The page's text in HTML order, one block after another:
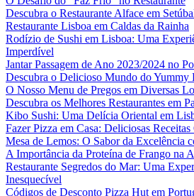
Descubra o Restaurante Alface em
Restaurante Lisboa em Caldas da Rainha
Rodízio de Sushi em Lisboa: Uma
Imperdível
Jantar Passagem de Ano 2023/2024 no
Descubra o Delicioso Mundo do Yummy
O Nosso Menu de Pregos em Diversas
Descubra os Melhores Restaurantes em
Kibo Sushi: Uma Delícia Oriental em
Fazer Pizza em Casa: Deliciosas Receitas
Mesa de Lemos: O Sabor da Excelência
A Importância da Proteína de Frango na
Restaurante Segredos do Mar: Uma
Inesquecível
Códigos de Desconto Pizza Hut em